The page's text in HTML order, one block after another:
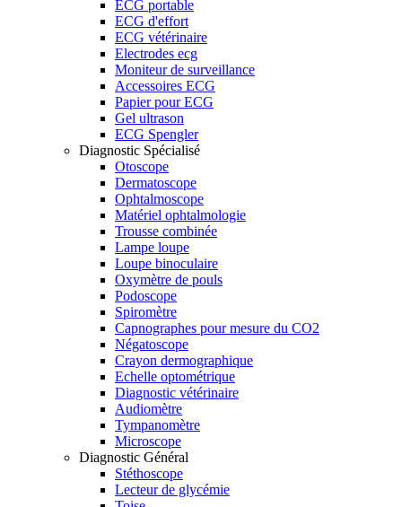
ECG portable
ECG d'effort
ECG vétérinaire
Electrodes ecg
Moniteur de surveillance
Accessoires ECG
Papier pour ECG
Gel ultrason
ECG Spengler
Diagnostic Spécialisé
Otoscope
Dermatoscope
Ophtalmoscope
Matériel ophtalmologie
Trousse combinée
Lampe loupe
Loupe binoculaire
Oxymètre de pouls
Podoscope
Spiromètre
Capnographes pour mesure du CO2
Négatoscope
Crayon dermographique
Echelle optométrique
Diagnostic vétérinaire
Audiomètre
Tympanomètre
Microscope
Diagnostic Général
Stéthoscope
Lecteur de glycémie